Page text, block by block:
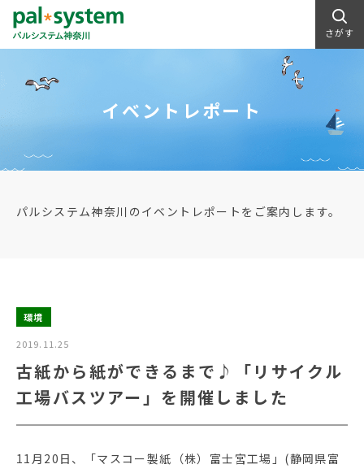
さがす
イベントレポート
パルシステム神奈川のイベントレポートをご案内します。
環境
2019.11.25
古紙から紙ができるまで♪「リサイクル
工場バスツアー」を開催しました
11月20日、「マスコー製紙（株）富士宮工場」(静岡県富